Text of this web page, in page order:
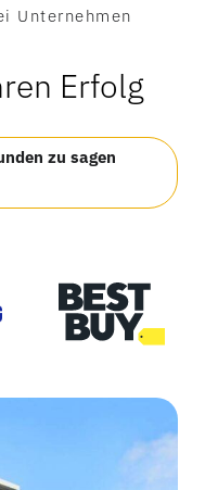
Unternehmen
Erfolg
zu sagen